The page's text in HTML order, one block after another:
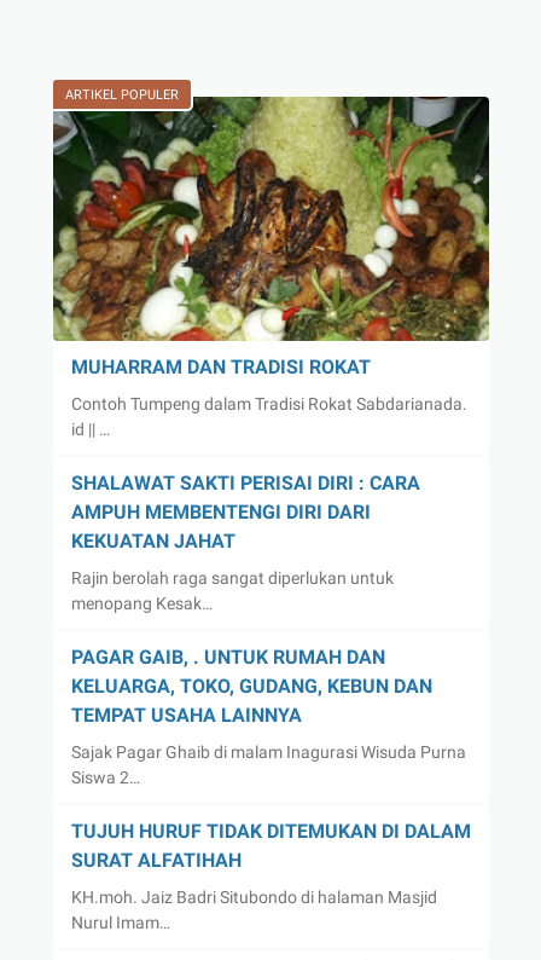
ARTIKEL POPULER
MUHARRAM DAN TRADISI ROKAT
Contoh Tumpeng dalam Tradisi Rokat Sabdarianada.
id || …
SHALAWAT SAKTI PERISAI DIRI : CARA
AMPUH MEMBENTENGI DIRI DARI
KEKUATAN JAHAT
Rajin berolah raga sangat diperlukan untuk
menopang Kesak…
PAGAR GAIB, . UNTUK RUMAH DAN
KELUARGA, TOKO, GUDANG, KEBUN DAN
TEMPAT USAHA LAINNYA
Sajak Pagar Ghaib di malam Inagurasi Wisuda Purna
Siswa 2…
TUJUH HURUF TIDAK DITEMUKAN DI DALAM
SURAT ALFATIHAH
KH.moh. Jaiz Badri Situbondo di halaman Masjid
Nurul Imam…